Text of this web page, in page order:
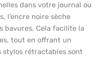
dans votre journal ou
l’encre noire sèche
bavures. Cela facilite la
tout en offrant un
stylos rétractables sont